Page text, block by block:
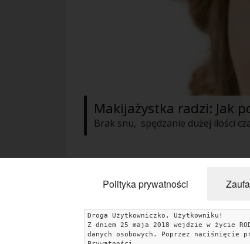
Makijażystka radzi: Jak
KATEGORIE
Polityka prywatności
Droga Użytkowniczko, Użytkowniku!
Z dniem 25 maja 2018 wejdzie w życie
danych osobowych. Poprzez